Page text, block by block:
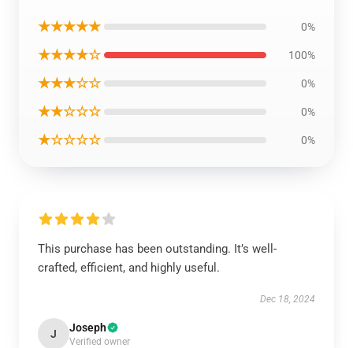
★★★★★ 0%
★★★★☆ 100%
★★★☆☆ 0%
★★☆☆☆ 0%
★☆☆☆☆ 0%
This purchase has been outstanding. It’s well-
crafted, efficient, and highly useful.
Dec 18, 2024
J Joseph
Verified owner